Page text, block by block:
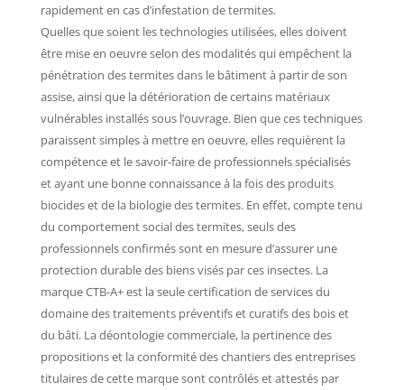
rapidement en cas d’infestation de termites.
Quelles que soient les technologies utilisées, elles doivent
être mise en oeuvre selon des modalités qui empêchent la
pénétration des termites dans le bâtiment à partir de son
assise, ainsi que la détérioration de certains matériaux
vulnérables installés sous l’ouvrage. Bien que ces techniques
paraissent simples à mettre en oeuvre, elles requièrent la
compétence et le savoir-faire de professionnels spécialisés
et ayant une bonne connaissance à la fois des produits
biocides et de la biologie des termites. En effet, compte tenu
du comportement social des termites, seuls des
professionnels confirmés sont en mesure d’assurer une
protection durable des biens visés par ces insectes. La
marque CTB-A+ est la seule certification de services du
domaine des traitements préventifs et curatifs des bois et
du bâti. La déontologie commerciale, la pertinence des
propositions et la conformité des chantiers des entreprises
titulaires de cette marque sont contrôlés et attestés par